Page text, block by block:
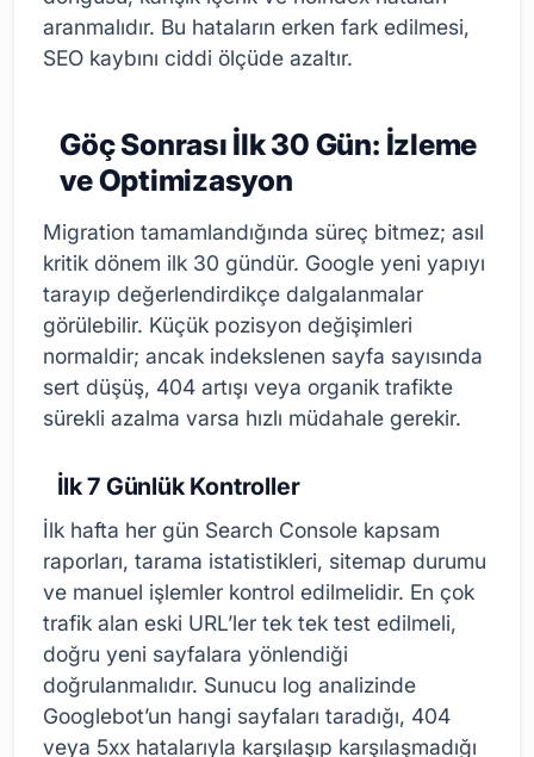
aranmalıdır. Bu hataların erken fark edilmesi,
SEO kaybını ciddi ölçüde azaltır.
Göç Sonrası İlk 30 Gün: İzleme
ve Optimizasyon
Migration tamamlandığında süreç bitmez; asıl
kritik dönem ilk 30 gündür. Google yeni yapıyı
tarayıp değerlendirdikçe dalgalanmalar
görülebilir. Küçük pozisyon değişimleri
normaldir; ancak indekslenen sayfa sayısında
sert düşüş, 404 artışı veya organik trafikte
sürekli azalma varsa hızlı müdahale gerekir.
İlk 7 Günlük Kontroller
İlk hafta her gün Search Console kapsam
raporları, tarama istatistikleri, sitemap durumu
ve manuel işlemler kontrol edilmelidir. En çok
trafik alan eski URL’ler tek tek test edilmeli,
doğru yeni sayfalara yönlendiği
doğrulanmalıdır. Sunucu log analizinde
Googlebot’un hangi sayfaları taradığı, 404
veya 5xx hatalarıyla karşılaşıp karşılaşmadığı